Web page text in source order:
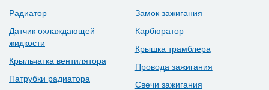
Радиатор
Датчик охлаждающей
жидкости
Крыльчатка вентилятора
Патрубки радиатора
Замок зажигания
Карбюратор
Крышка трамблера
Провода зажигания
Свечи зажигания